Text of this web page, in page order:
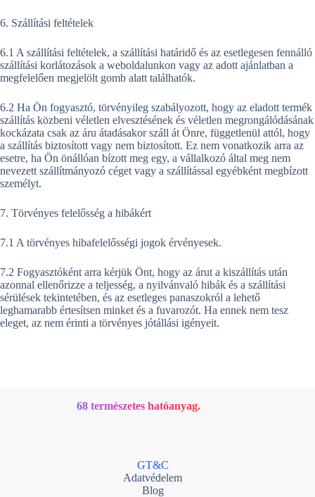
6. Szállítási feltételek
6.1 A szállítási feltételek, a szállítási határidő és az esetlegesen fennálló
szállítási korlátozások a weboldalunkon vagy az adott ajánlatban a
megfelelően megjelölt gomb alatt találhatók.
6.2 Ha Ön fogyasztó, törvényileg szabályozott, hogy az eladott termék
szállítás közbeni véletlen elvesztésének és véletlen megrongálódásának
kockázata csak az áru átadásakor száll át Önre, függetlenül attól, hogy
a szállítás biztosított vagy nem biztosított. Ez nem vonatkozik arra az
esetre, ha Ön önállóan bízott meg egy, a vállalkozó által meg nem
nevezett szállítmányozó céget vagy a szállítással egyébként megbízott
személyt.
7. Törvényes felelősség a hibákért
7.1 A törvényes hibafelelősségi jogok érvényesek.
7.2 Fogyasztóként arra kérjük Önt, hogy az árut a kiszállítás után
azonnal ellenőrizze a teljesség, a nyilvánvaló hibák és a szállítási
sérülések tekintetében, és az esetleges panaszokról a lehető
leghamarabb értesítsen minket és a fuvarozót. Ha ennek nem tesz
eleget, az nem érinti a törvényes jótállási igényeit.
68 természetes hatóanyag.
GT&C
Adatvédelem
Blog